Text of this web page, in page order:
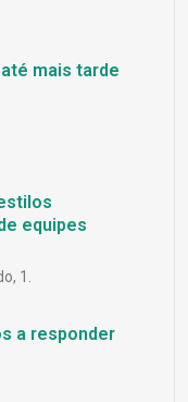
mais tarde
equipes
1.
a responder